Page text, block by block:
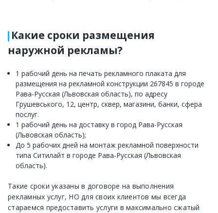
Какие сроки размещения
наружной рекламы?
1 рабочий день на печать рекламного плаката для
размещения на рекламной конструкции 267845 в городе
Рава-Русская (Львовская область), по адресу
Грушевського, 12, центр, сквер, магазини, банки, сфера
послуг.
1 рабочий день на доставку в город Рава-Русская
(Львовская область);
До 5 рабочих дней на монтаж рекламной поверхности
типа Ситилайт в городе Рава-Русская (Львовская
область).
Такие сроки указаны в договоре на выполнения
рекламных услуг, НО для своих клиентов мы всегда
стараемся предоставить услуги в максимально сжатый